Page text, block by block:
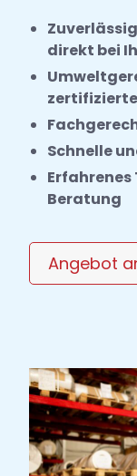
direkt bei
Schnelle
Beratung
Angebot